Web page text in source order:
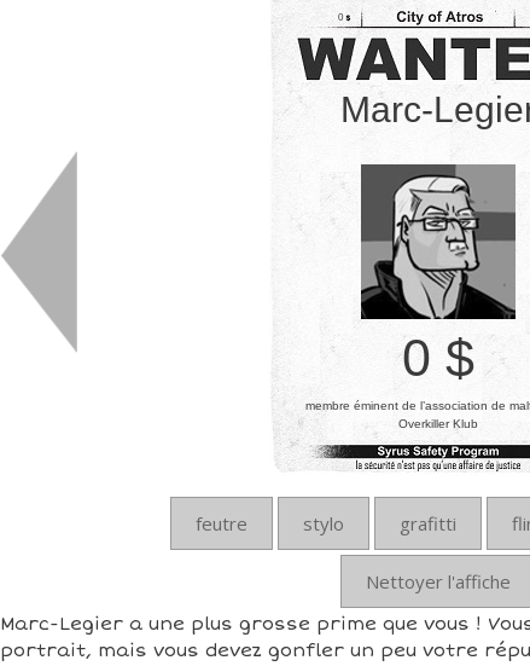
0
Marc-
0 $
membre éminent de l’association de
Overkiller Klub
feutre stylo grafitti
Nettoyer l'affiche
Marc-Legier a une plus grosse prime que vous !
portrait, mais vous devez gonfler un peu votre